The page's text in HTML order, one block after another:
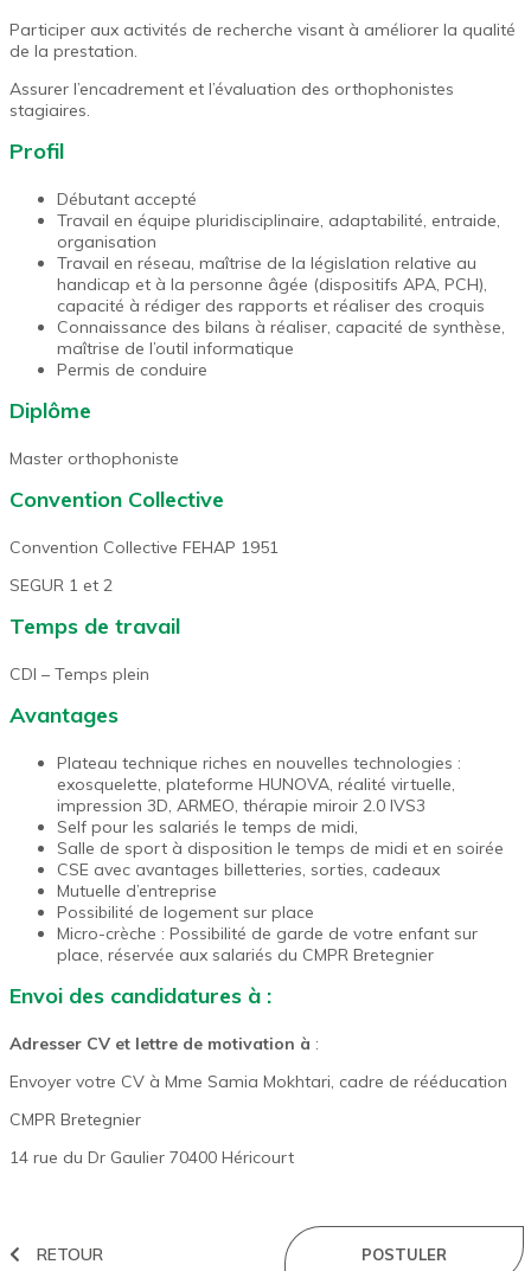
Participer aux activités de recherche visant à améliorer la qualité
de la prestation.
Assurer l’encadrement et l’évaluation des orthophonistes
stagiaires.
Profil
Débutant accepté
Travail en équipe pluridisciplinaire, adaptabilité, entraide,
organisation
Travail en réseau, maîtrise de la législation relative au
handicap et à la personne âgée (dispositifs APA, PCH),
capacité à rédiger des rapports et réaliser des croquis
Connaissance des bilans à réaliser, capacité de synthèse,
maîtrise de l’outil informatique
Permis de conduire
Diplôme
Master orthophoniste
Convention Collective
Convention Collective FEHAP 1951
SEGUR 1 et 2
Temps de travail
CDI – Temps plein
Avantages
Plateau technique riches en nouvelles technologies :
exosquelette, plateforme HUNOVA, réalité virtuelle,
impression 3D, ARMEO, thérapie miroir 2.0 IVS3
Self pour les salariés le temps de midi,
Salle de sport à disposition le temps de midi et en soirée
CSE avec avantages billetteries, sorties, cadeaux
Mutuelle d’entreprise
Possibilité de logement sur place
Micro-crèche : Possibilité de garde de votre enfant sur
place, réservée aux salariés du CMPR Bretegnier
Envoi des candidatures à :
Adresser CV et lettre de motivation à :
Envoyer votre CV à Mme Samia Mokhtari, cadre de rééducation
CMPR Bretegnier
14 rue du Dr Gaulier 70400 Héricourt
RETOUR POSTULER